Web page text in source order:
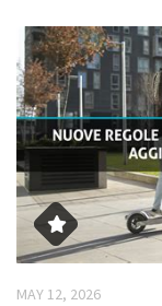
MAY 12, 2026